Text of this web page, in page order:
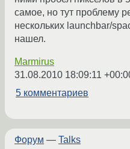
самое, но тут проблему
нескольких launchbar/
нашел.
Marmirus
31.08.2010 18:09:11
5 комментариев
Форум — Talks